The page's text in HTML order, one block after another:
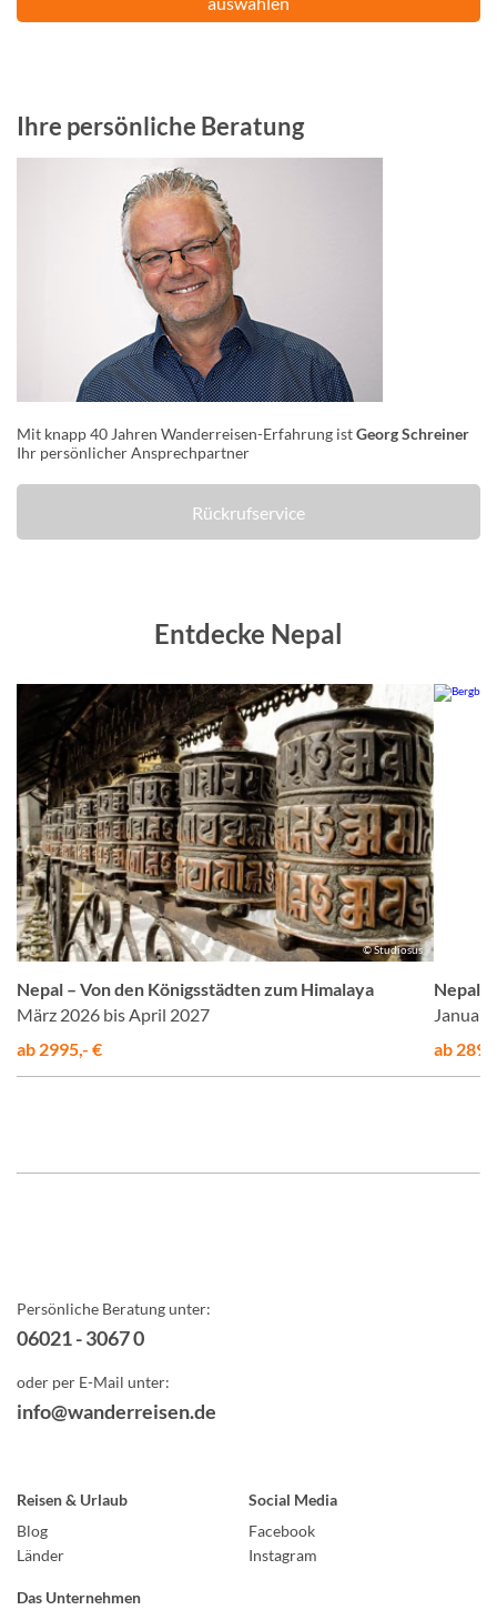
Ihre persönliche Beratung
Mit knapp 40 Jahren Wanderreisen-Erfahrung istGeorg Schreiner
Ihr persönlicher Ansprechpartner
Rückrufservice
Entdecke Nepal
© Studiosus
Nepal – Von den Königsstädten zum Himalaya
März 2026 bis April 2027
ab 2995,- €
Nepal
Januar
ab
Persönliche Beratung unter:
06021 - 3067 0
oder per E-Mail unter:
info@wanderreisen.de
Reisen & Urlaub
Blog
Länder
Social Media
Facebook
Instagram
Das Unternehmen